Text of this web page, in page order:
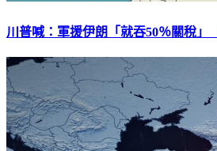
川普喊：軍援伊朗「就吞50％關稅